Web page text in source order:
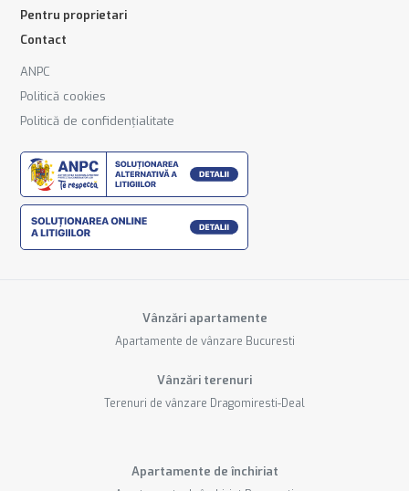
Pentru proprietari
Contact
ANPC
Politică cookies
Politică de confidențialitate
Vânzări apartamente
Apartamente de vânzare Bucuresti
Vânzări terenuri
Terenuri de vânzare Dragomiresti-Deal
Apartamente de închiriat